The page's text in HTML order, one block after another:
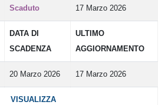
Scaduto 17 Marzo 2026
DATA DI
SCADENZA
ULTIMO
AGGIORNAMENTO
20 Marzo 2026 17 Marzo 2026
VISUALIZZA